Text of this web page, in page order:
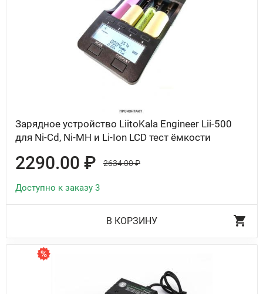
Зарядное устройство LiitoKala Engineer Lii-500
для Ni-Cd, Ni-MH и Li-Ion LCD тест ёмкости
2290.00 ₽ 2634.00 ₽
Доступно к заказу 3
В КОРЗИНУ